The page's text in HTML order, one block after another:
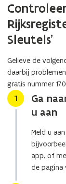
Sleutels'
Gelieve de
daarbij
gratis nummer
Stap
1
Ga
u aan
Meld u
app, of
de pagina